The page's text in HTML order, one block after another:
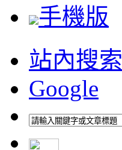
手機版
站內搜索
Google